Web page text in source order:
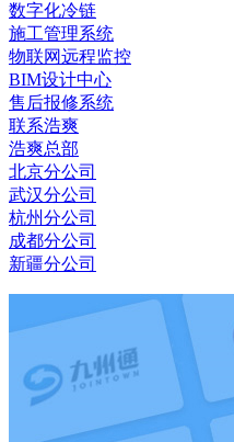
数字化冷链
施工管理系统
物联网远程监控
BIM设计中心
售后报修系统
联系浩爽
浩爽总部
北京分公司
武汉分公司
杭州分公司
成都分公司
新疆分公司